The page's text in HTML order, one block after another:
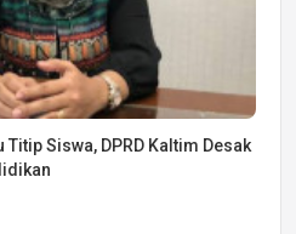
Siswa, DPRD Kaltim Desak